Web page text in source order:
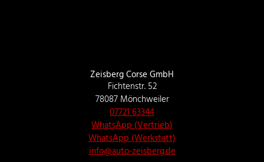
Zeisberg Corse GmbH
Fichtenstr. 52
78087 Mönchweiler
07721 63344
WhatsApp (Vertrieb)
WhatsApp (Werkstatt)
info@auto-zeisberg.de